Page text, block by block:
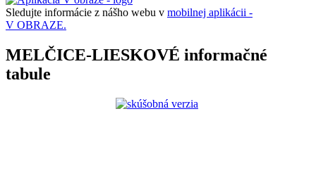
Sledujte informácie z nášho webu v mobilnej aplikácii -
V OBRAZE.
MELČICE-LIESKOVÉ informačné
tabule